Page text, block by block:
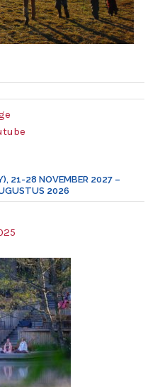
21-28 NOVEMBER 2027 –
2026